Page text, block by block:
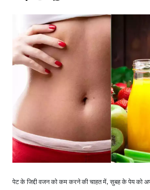
हेल्थ
ट्रॅव्हल
खाना
पेट के जिद्दी वजन को कम करने की चाहत में,सुबह के पेय को